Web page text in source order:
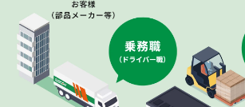
インターンシップ （オープン・カンパニー）